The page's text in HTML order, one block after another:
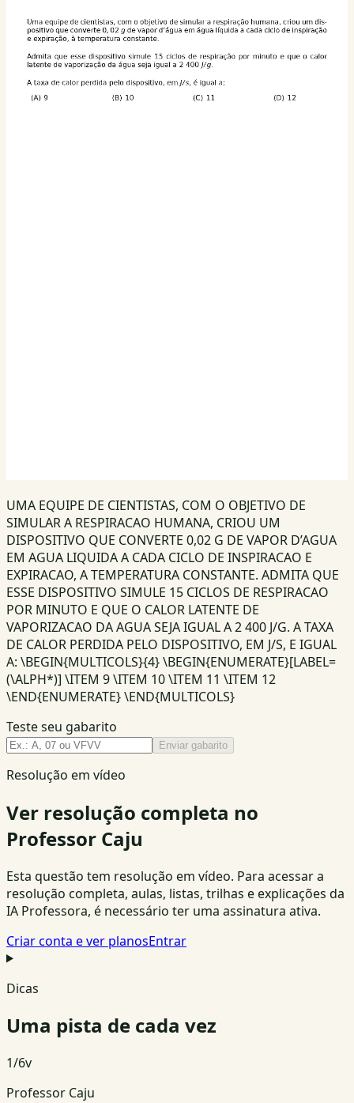
UMA EQUIPE DE CIENTISTAS, COM O OBJETIVO DE
SIMULAR A RESPIRACAO HUMANA, CRIOU UM
DISPOSITIVO QUE CONVERTE 0,02 G DE VAPOR D’AGUA
EM AGUA LIQUIDA A CADA CICLO DE INSPIRACAO E
EXPIRACAO, A TEMPERATURA CONSTANTE. ADMITA QUE
ESSE DISPOSITIVO SIMULE 15 CICLOS DE RESPIRACAO
POR MINUTO E QUE O CALOR LATENTE DE
VAPORIZACAO DA AGUA SEJA IGUAL A 2 400 J/G. A TAXA
DE CALOR PERDIDA PELO DISPOSITIVO, EM J/S, E IGUAL
A: \BEGIN{MULTICOLS}{4} \BEGIN{ENUMERATE}[LABEL=
(\ALPH*)] \ITEM 9 \ITEM 10 \ITEM 11 \ITEM 12
\END{ENUMERATE} \END{MULTICOLS}
Teste seu gabarito
Enviar gabarito
Resolução em vídeo
Ver resolução completa no
Professor Caju
Esta questão tem resolução em vídeo. Para acessar a
resolução completa, aulas, listas, trilhas e explicações da
IA Professora, é necessário ter uma assinatura ativa.
Criar conta e ver planosEntrar
Dicas
Uma pista de cada vez
1/6v
Professor Caju